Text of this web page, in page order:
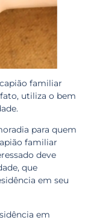
familiar
utiliza o bem
para quem
familiar
deve
que
em seu
em